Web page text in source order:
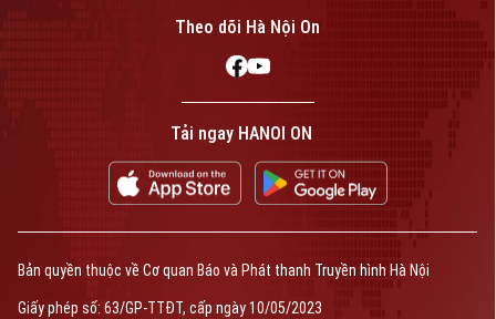
phép số: Số 63/GP-TTDT, cấp ngày 10/05/2023
TRANG THÔNG TIN ĐIỆN TỬ
CỦA CƠ QUAN BÁO VÀ PHÁT THANH TRUYỀN HÌNH HÀ NỘI
Phó Giám đốc: Nguyễn Kim Khiêm, Nguyễn Minh Đức, Nguyễn Thành Lợi
Theo dõi Hà Nội On
Tải ngay HANOI ON
Bản quyền thuộc về Cơ quan Báo và Phát thanh Truyền hình Hà Nội
Giấy phép số: 63/GP-TTĐT, cấp ngày 10/05/2023